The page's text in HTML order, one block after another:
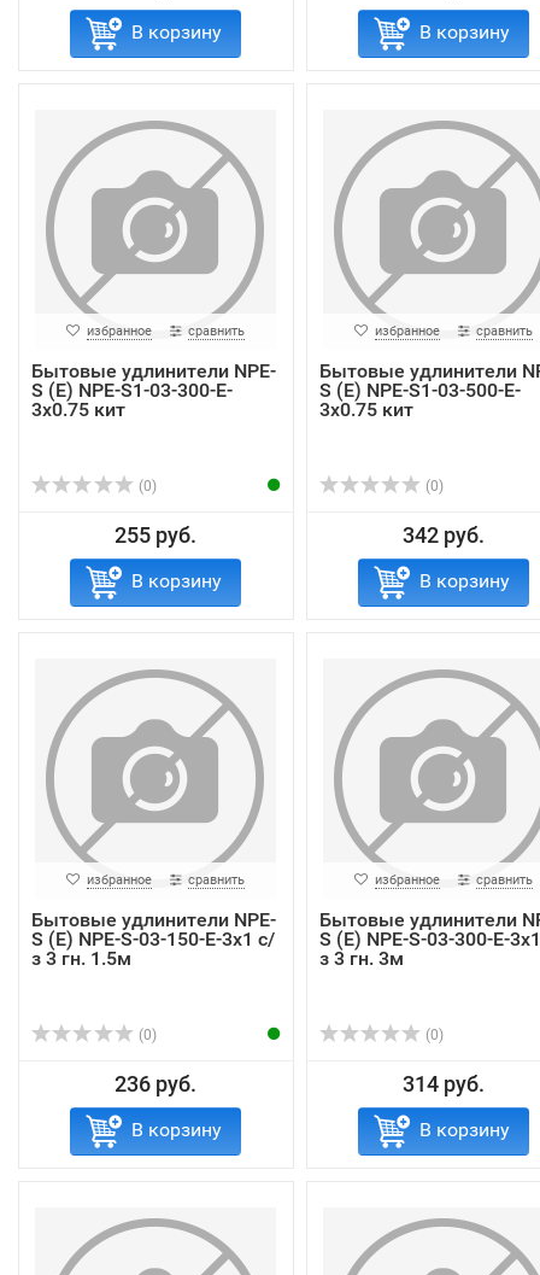
В корзину В корзину
избранное сравнить
Бытовые удлинители NPE-
S (E) NPE-S1-03-300-E-
3x0.75 кит
(0)
255 руб.
В корзину
избранное сравнить
Бытовые удлинители
S (E) NPE-S1-03-500-E-
3x0.75 кит
(0)
342 руб.
В корзину
избранное сравнить
Бытовые удлинители NPE-
S (E) NPE-S-03-150-E-3x1 с/
з 3 гн. 1.5м
(0)
236 руб.
В корзину
избранное сравнить
Бытовые удлинители
S (E) NPE-S-03-300-E-
з 3 гн. 3м
(0)
314 руб.
В корзину